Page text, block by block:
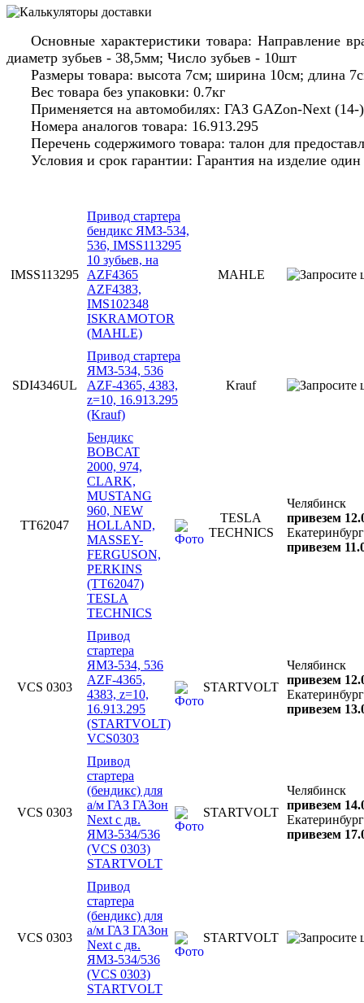
Основные характеристики товара: Направление
диаметр зубьев - 38,5мм; Число зубьев - 10шт
Размеры товара: высота 7см; ширина 10см; длина
Вес товара без упаковки: 0.7кг
Применяется на автомобилях: ГАЗ GAZon-Next
Номера аналогов товара: 16.913.295
Перечень содержимого товара: талон для
Условия и срок гарантии: Гарантия на изделие
IMSS113295
Привод стартера
бендикс ЯМЗ-534,
536, IMSS113295
10 зубьев, на
AZF4365
AZF4383,
IMS102348
ISKRAMOTOR
(MAHLE)
MAHLE
SDI4346UL
Привод стартера
ЯМЗ-534, 536
AZF-4365, 4383,
z=10, 16.913.295
(Krauf)
Krauf
TT62047
Бендикс
BOBCAT
2000, 974,
CLARK,
MUSTANG
960, NEW
HOLLAND,
MASSEY-
FERGUSON,
PERKINS
(TT62047)
TESLA
TECHNICS
TESLA
TECHNICS
Челябинск
привезем
Екатеринбург
привезем
VCS 0303
Привод
стартера
ЯМЗ-534, 536
AZF-4365,
4383, z=10,
16.913.295
(STARTVOLT)
VCS0303
STARTVOLT
Челябинск
привезем
Екатеринбург
привезем
VCS 0303
Привод
стартера
(бендикс) для
а/м ГАЗ ГАЗон
Next с дв.
ЯМЗ-534/536
(VCS 0303)
STARTVOLT
STARTVOLT
Челябинск
привезем
Екатеринбург
привезем
VCS 0303
Привод
стартера
(бендикс) для
а/м ГАЗ ГАЗон
Next с дв.
ЯМЗ-534/536
(VCS 0303)
STARTVOLT
STARTVOLT